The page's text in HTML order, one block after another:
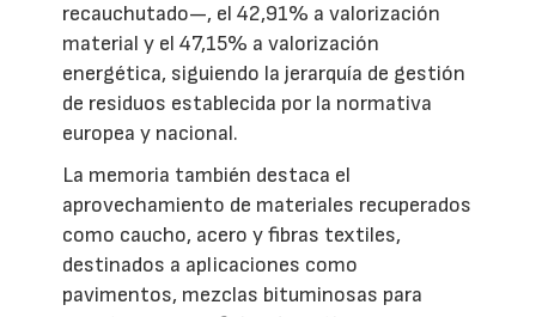
recauchutado—, el 42,91% a valorización
material y el 47,15% a valorización
energética, siguiendo la jerarquía de gestión
de residuos establecida por la normativa
europea y nacional.
La memoria también destaca el
aprovechamiento de materiales recuperados
como caucho, acero y fibras textiles,
destinados a aplicaciones como
pavimentos, mezclas bituminosas para